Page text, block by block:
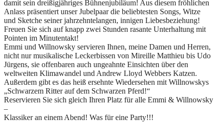
damit sein dreißigjähriges Bühnenjubiläum! Aus diesem fröhlichen
Anlass präsentiert unser Jubelpaar die beliebtesten Songs, Witze
und Sketche seiner jahrzehntelangen, innigen Liebesbeziehung!
Freuen Sie sich auf knapp zwei Stunden rasante Unterhaltung mit
Pointen im Minutentakt!
Emmi und Willnowsky servieren Ihnen, meine Damen und Herren,
nicht nur musikalische Leckerbissen von Mireille Matthieu bis Udo
Jürgens, sie offenbaren auch ungeahnte Einsichten über den
weltweiten Klimawandel und Andrew Lloyd Webbers Katzen.
Außerdem gibt es das heiß ersehnte Wiedersehen mit Willnowskys
„Schwarzem Ritter auf dem Schwarzen Pferd!“
Reservieren Sie sich gleich Ihren Platz für alle Emmi & Willnowsky
–
Klassiker an einem Abend! Was für eine Party!!!